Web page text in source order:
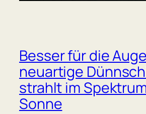
Besser für die
neuartige
strahlt im
Sonne